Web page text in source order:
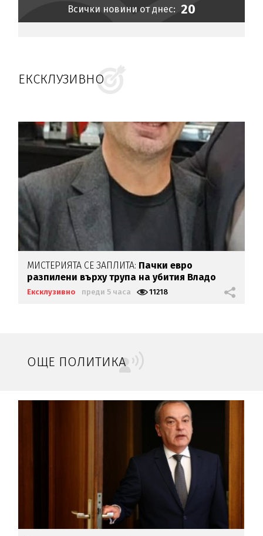
Всички новини от днес: 20
ЕКСКЛУЗИВНО
МИСТЕРИЯТА СЕ ЗАПЛИТА: Пачки евро
разпилени върху трупа на убития Владо
Загатото
Ексклузивно преди 5 часа 11218
ОЩЕ ПОЛИТИКА